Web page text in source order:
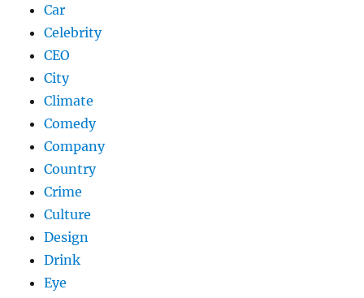
Car
Celebrity
CEO
City
Climate
Comedy
Company
Country
Crime
Culture
Design
Drink
Eye